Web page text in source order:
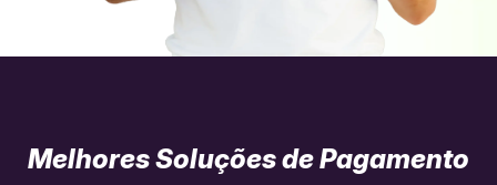
Melhores Soluções de Pagamento